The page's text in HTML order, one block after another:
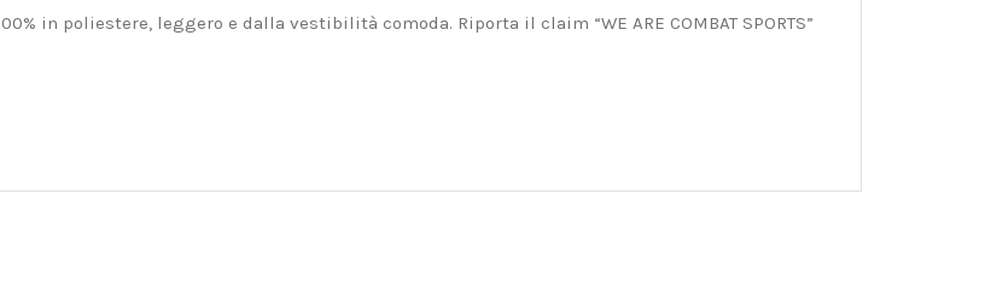
in poliestere, leggero e dalla vestibilità comoda. Riporta il claim “WE ARE COMBAT SPORTS”